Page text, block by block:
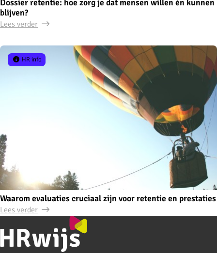
Dossier retentie: hoe zorg je dat mensen willen én kunnen
blijven?
Lees verder
Waarom evaluaties cruciaal zijn voor retentie en prestaties
HR info
Lees verder